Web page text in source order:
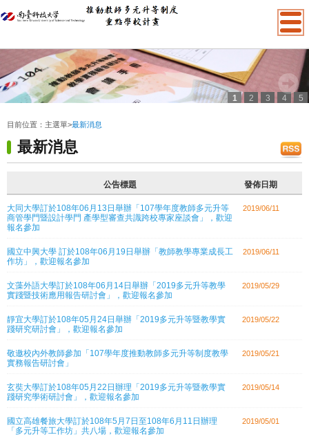
1 2 3 4
5
目前位置： 主選單>最新消息
最新消息
公告標題 發佈日期
大同大學訂於108年06月13日舉辦「107學年度教師多元升等
商管學門暨設計學門 產學型審查共識跨校專家座談會」，歡迎
報名參加
2019/06/11
國立中興大學 訂於108年06月19日舉辦「教師教學專業成長工
作坊」，歡迎報名參加
2019/06/11
文藻外語大學訂於108年06月14日舉辦「2019多元升等教學
實踐暨技術應用報告研討會」，歡迎報名參加
2019/05/29
靜宜大學訂於108年05月24日舉辦「2019多元升等暨教學實
踐研究研討會」，歡迎報名參加
2019/05/22
敬邀校內外教師參加「107學年度推動教師多元升等制度教學
實務報告研討會」
2019/05/21
玄奘大學訂於108年05月22日辦理「2019多元升等暨教學實
踐研究學術研討會」，歡迎報名參加
2019/05/14
國立高雄餐旅大學訂於108年5月7日至108年6月11日辦理
「多元升等工作坊」共八場，歡迎報名參加
2019/05/01